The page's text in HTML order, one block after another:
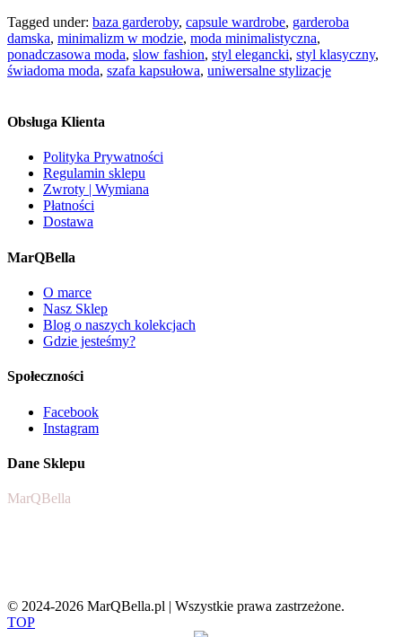
Tagged under: baza garderoby, capsule wardrobe, garderoba
damska, minimalizm w modzie, moda minimalistyczna,
ponadczasowa moda, slow fashion, styl elegancki, styl klasyczny,
świadoma moda, szafa kapsułowa, uniwersalne stylizacje
Obsługa Klienta
Polityka Prywatności
Regulamin sklepu
Zwroty | Wymiana
Płatności
Dostawa
MarQBella
O marce
Nasz Sklep
Blog o naszych kolekcjach
Gdzie jesteśmy?
Społeczności
Facebook
Instagram
Dane Sklepu
MarQBella
© 2024-2026 MarQBella.pl | Wszystkie prawa zastrzeżone.
TOP